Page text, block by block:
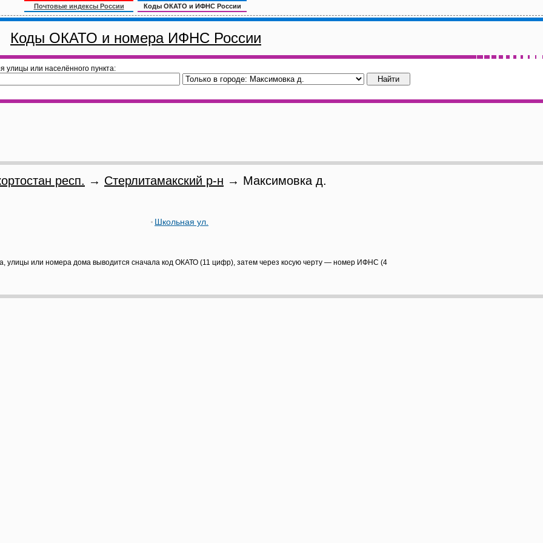
Почтовые индексы России Коды ОКАТО и ИФНС России
Коды ОКАТО и номера ИФНС России
улицы или населённого пункта:
респ. → Стерлитамакский р-н → Максимовка д.
Школьная ул.
улицы или номера дома выводится сначала код ОКАТО (11 цифр), затем через косую черту — номер ИФНС (4